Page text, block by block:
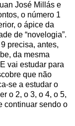
José Millás e
o número 1
o ápice da
de “novelogia”.
precisa, antes,
da mesma
vai estudar para
que não
se a estudar o
o 2, o 3, o 4, o 5,
continuar sendo o